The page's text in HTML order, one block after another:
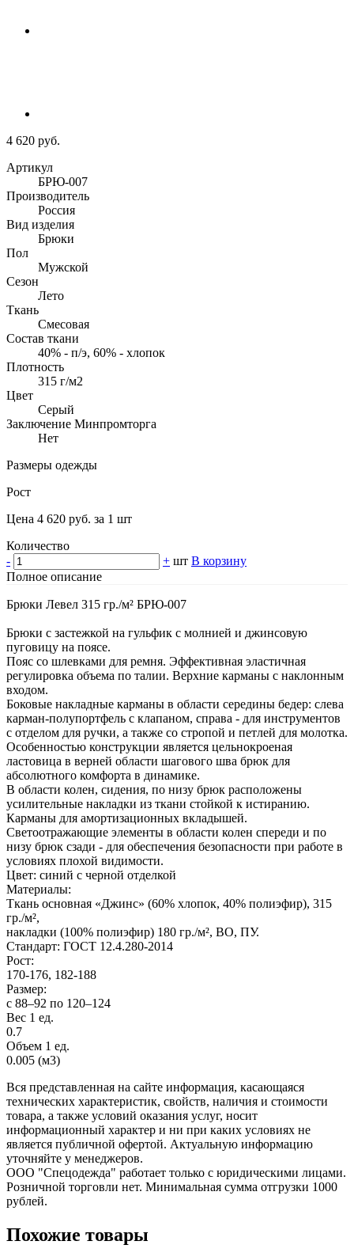
4 620 руб.
Артикул
БРЮ-007
Производитель
Россия
Вид изделия
Брюки
Пол
Мужской
Сезон
Лето
Ткань
Смесовая
Состав ткани
40% - п/э, 60% - хлопок
Плотность
315 г/м2
Цвет
Серый
Заключение Минпромторга
Нет
Размеры одежды
Рост
Цена 4 620 руб. за 1 шт
Количество
-
+ шт В корзину
Полное описание
Брюки Левел 315 гр./м² БРЮ-007
Брюки с застежкой на гульфик с молнией и джинсовую
пуговицу на поясе.
Пояс со шлевками для ремня. Эффективная эластичная
регулировка объема по талии. Верхние карманы с наклонным
входом.
Боковые накладные карманы в области середины бедер: слева
карман-полупортфель с клапаном, справа - для инструментов
с отделом для ручки, а также со стропой и петлей для молотка.
Особенностью конструкции является цельнокроеная
ластовица в верней области шагового шва брюк для
абсолютного комфорта в динамике.
В области колен, сидения, по низу брюк расположены
усилительные накладки из ткани стойкой к истиранию.
Карманы для амортизационных вкладышей.
Светоотражающие элементы в области колен спереди и по
низу брюк сзади - для обеспечения безопасности при работе в
условиях плохой видимости.
Цвет: синий с черной отделкой
Материалы:
Ткань основная «Джинс» (60% хлопок, 40% полиэфир), 315
гр./м²,
накладки (100% полиэфир) 180 гр./м², ВО, ПУ.
Стандарт: ГОСТ 12.4.280-2014
Рост:
170-176, 182-188
Размер:
с 88–92 по 120–124
Вес 1 ед.
0.7
Объем 1 ед.
0.005 (м3)
Вся представленная на сайте информация, касающаяся
технических характеристик, свойств, наличия и стоимости
товара, а также условий оказания услуг, носит
информационный характер и ни при каких условиях не
является публичной офертой. Актуальную информацию
уточняйте у менеджеров.
ООО "Спецодежда" работает только с юридическими лицами.
Розничной торговли нет. Минимальная сумма отгрузки 1000
рублей.
Похожие товары